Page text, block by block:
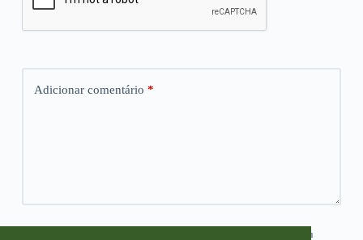
Adicionar comentário *
Salvar meus dados neste navegador para a próxima vez que eu